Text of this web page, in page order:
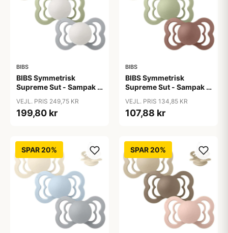
BIBS
BIBS Symmetrisk
Supreme Sut - Sampak -
Tight Little One - GLOW
VEJL. PRIS 249,75 KR
199,80 kr
BIBS
BIBS Symmetrisk
Supreme Sut - Sampak -
Autumn
VEJL. PRIS 134,85 KR
107,88 kr
SPAR 20% SPAR 20%